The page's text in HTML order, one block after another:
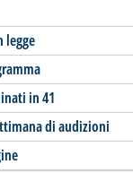
legge
in 41
di audizioni